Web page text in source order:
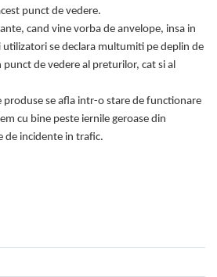
punct de vedere.
cand vine vorba de anvelope, insa in
se declara multumiti pe deplin de
de vedere al preturilor, cat si al
produse se afla intr-o stare de functionare
cu bine peste iernile geroase din
de incidente in trafic.